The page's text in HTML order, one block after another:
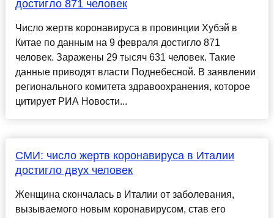
достигло 871 человек
Число жертв коронавируса в провинции Хубэй в
Китае по данным на 9 февраля достигло 871
человек. Заражены 29 тысяч 631 человек. Такие
данные приводят власти Поднебесной. В заявлении
регионального комитета здравоохранения, которое
цитирует РИА Новости...
СМИ: число жертв коронавируса в Италии
достигло двух человек
Женщина скончалась в Италии от заболевания,
вызываемого новым коронавирусом, став его